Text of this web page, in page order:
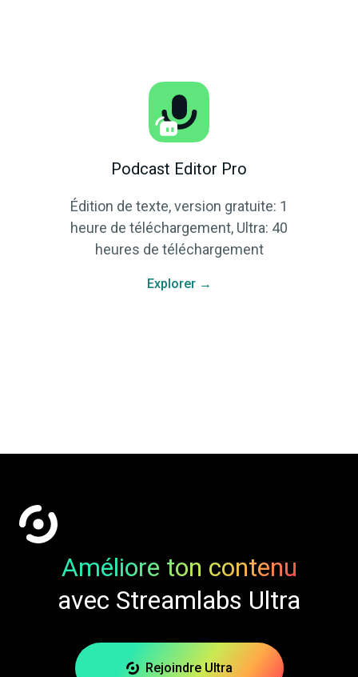
Podcast Editor Pro
Édition de texte, version gratuite: 1
heure de téléchargement, Ultra: 40
heures de téléchargement
Explorer →
Améliore ton contenu
avec Streamlabs Ultra
Rejoindre Ultra